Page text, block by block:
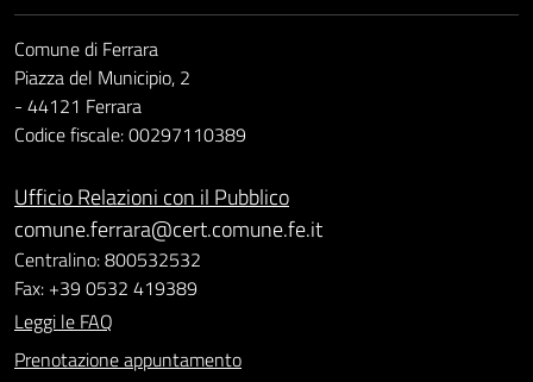
Comune di Ferrara
Piazza del Municipio, 2
- 44121 Ferrara
Codice fiscale: 00297110389
Ufficio Relazioni con il Pubblico
comune.ferrara@cert.comune.fe.it
Centralino: 800532532
Fax: +39 0532 419389
Leggi le FAQ
Prenotazione appuntamento